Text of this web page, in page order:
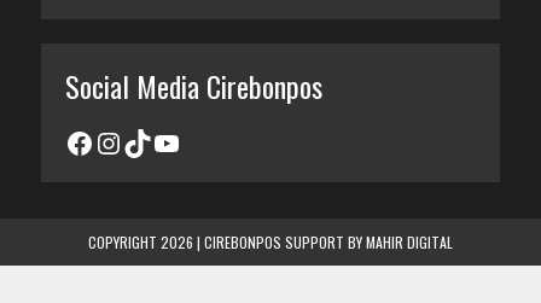
Social Media Cirebonpos
COPYRIGHT 2026 | CIREBONPOS SUPPORT BYMAHIR DIGITAL